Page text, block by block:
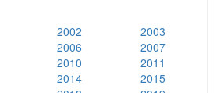
2002
2003
2006
2007
2010
2011
2014
2015